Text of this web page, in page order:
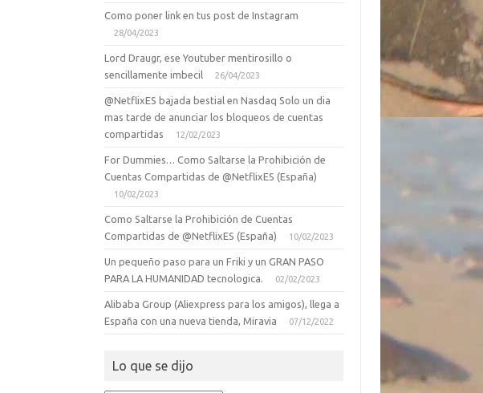
Como poner link en tus post de Instagram
28/04/2023
Lord Draugr, ese Youtuber mentirosillo o
sencillamente imbecil
26/04/2023
@NetflixES bajada bestial en Nasdaq Solo un dia
mas tarde de anunciar los bloqueos de cuentas
compartidas
12/02/2023
For Dummies… Como Saltarse la Prohibición de
Cuentas Compartidas de @NetflixES (España)
10/02/2023
Como Saltarse la Prohibición de Cuentas
Compartidas de @NetflixES (España)
10/02/2023
Un pequeño paso para un Friki y un GRAN PASO
PARA LA HUMANIDAD tecnologica.
02/02/2023
Alibaba Group (Aliexpress para los amigos), llega a
España con una nueva tienda, Miravia
07/12/2022
Lo que se dijo